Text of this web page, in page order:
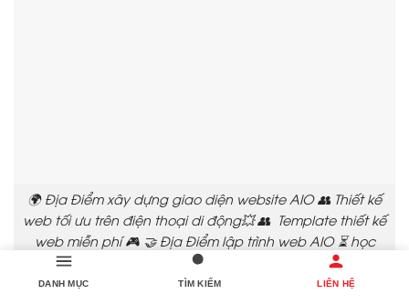
🌍 Địa Điểm xây dựng giao diện website AIO 👥 Thiết kế
web tối ưu trên điện thoại di động💥 👥 Template thiết kế
web miễn phí 🎮 🤝 Địa Điểm lập trình web AIO ⏳ học
thiết kế web bán hàng🧡 🍄 Nâng cấp website công ty
🔷
DANH MỤC TÌM KIẾM LIÊN HỆ